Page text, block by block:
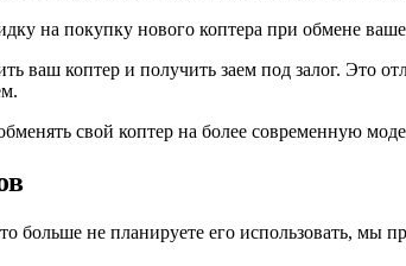
на покупку нового коптера при обмене
ваш коптер и получить заем под залог. Это
свой коптер на более современную
больше не планируете его использовать, мы